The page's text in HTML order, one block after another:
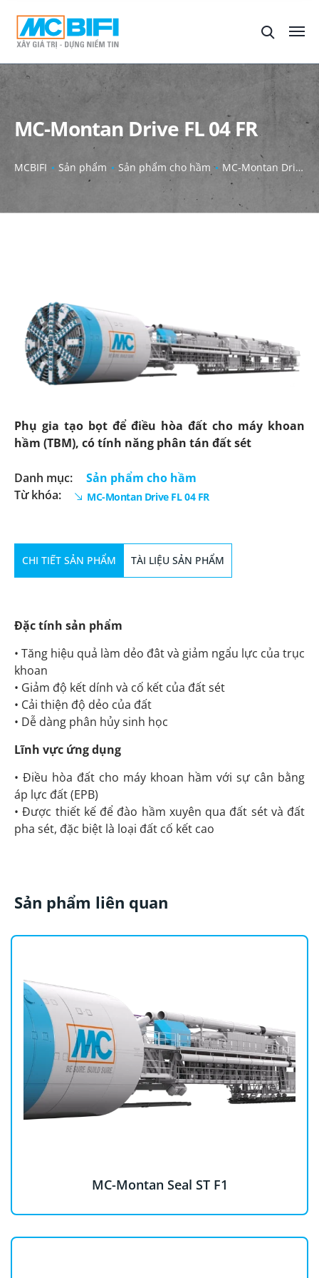
MC-Montan Drive FL 04 FR
MCBIFI Sản phẩm Sản phẩm cho hầm MC-Montan Drive FL 04 FR
Phụ gia tạo bọt để điều hòa đất cho máy khoan
hầm (TBM), có tính năng phân tán đất sét
Danh mục:
Sản phẩm cho hầm
Từ khóa:
MC-Montan Drive FL 04 FR
CHI TIẾT SẢN PHẨM TÀI LIỆU SẢN PHẨM
Đặc tính sản phẩm
• Tăng hiệu quả làm dẻo đât và giảm ngẩu lực của trục
khoan
• Giảm độ kết dính và cố kết của đất sét
• Cải thiện độ dẻo của đất
• Dễ dàng phân hủy sinh học
Lĩnh vực ứng dụng
• Điều hòa đất cho máy khoan hầm với sự cân bằng
áp lực đất (EPB)
• Được thiết kế để đào hầm xuyên qua đất sét và đất
pha sét, đặc biệt là loại đất cố kết cao
Sản phẩm liên quan
MC-Montan Seal ST F1